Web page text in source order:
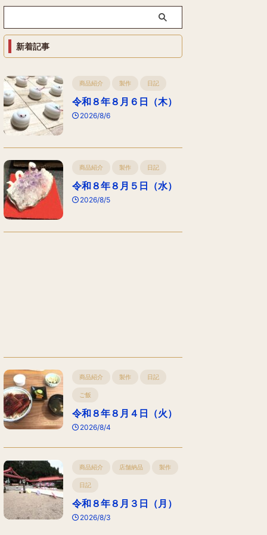
新着記事
商品紹介 製作 日記
令和８年８月６日（木）
2026/8/6
商品紹介 製作 日記
令和８年８月５日（水）
2026/8/5
商品紹介 製作 日記
ご飯
令和８年８月４日（火）
2026/8/4
商品紹介 店舗納品 製作
日記
令和８年８月３日（月）
2026/8/3